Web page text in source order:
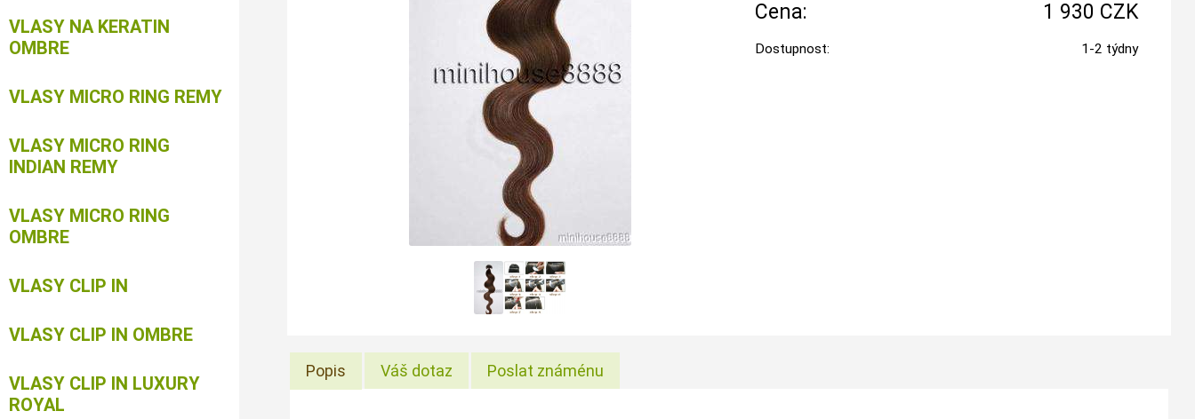
Cena: 1 930 CZK
Dostupnost: 1-2 týdny
Popis Váš dotaz Poslat známénu
VLASY NA KERATIN
OMBRE
VLASY MICRO RING REMY
VLASY MICRO RING
INDIAN REMY
VLASY MICRO RING
OMBRE
VLASY CLIP IN
VLASY CLIP IN OMBRE
VLASY CLIP IN LUXURY
ROYAL